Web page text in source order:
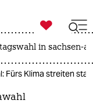

taz zahl ich
in sachsen-
Fürs Klima streiten